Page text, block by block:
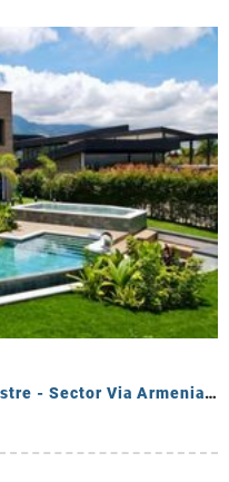
Se Vende Exclusiva Casa Campestre - Sector Via Armenia Calarca